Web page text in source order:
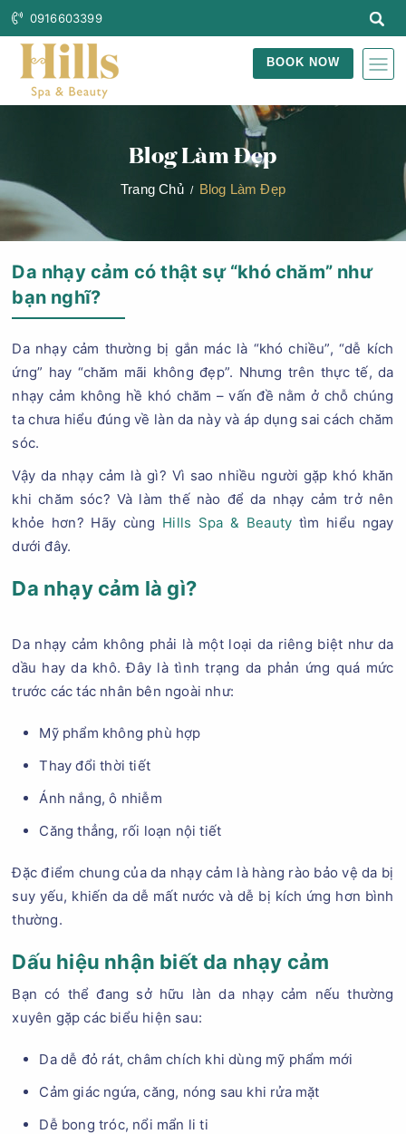
0916603399
BOOK NOW
Blog Làm Đẹp
Trang Chủ Blog Làm Đẹp
Da nhạy cảm có thật sự “khó chăm” như
bạn nghĩ?
Da nhạy cảm thường bị gắn mác là “khó chiều”, “dễ kích
ứng” hay “chăm mãi không đẹp”. Nhưng trên thực tế, da
nhạy cảm không hề khó chăm – vấn đề nằm ở chỗ chúng
ta chưa hiểu đúng về làn da này và áp dụng sai cách chăm
sóc.
Vậy da nhạy cảm là gì? Vì sao nhiều người gặp khó khăn
khi chăm sóc? Và làm thế nào để da nhạy cảm trở nên
khỏe hơn? Hãy cùng Hills Spa & Beauty tìm hiểu ngay
dưới đây.
Da nhạy cảm là gì?
Da nhạy cảm không phải là một loại da riêng biệt như da
dầu hay da khô. Đây là tình trạng da phản ứng quá mức
trước các tác nhân bên ngoài như:
Mỹ phẩm không phù hợp
Thay đổi thời tiết
Ánh nắng, ô nhiễm
Căng thẳng, rối loạn nội tiết
Đặc điểm chung của da nhạy cảm là hàng rào bảo vệ da bị
suy yếu, khiến da dễ mất nước và dễ bị kích ứng hơn bình
thường.
Dấu hiệu nhận biết da nhạy cảm
Bạn có thể đang sở hữu làn da nhạy cảm nếu thường
xuyên gặp các biểu hiện sau:
Da dễ đỏ rát, châm chích khi dùng mỹ phẩm mới
Cảm giác ngứa, căng, nóng sau khi rửa mặt
Dễ bong tróc, nổi mẩn li ti